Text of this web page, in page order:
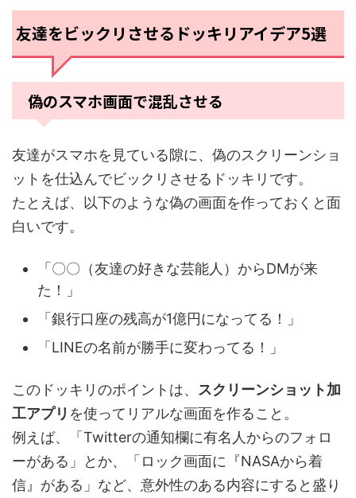
友達をビックリさせるドッキリアイデア5選
偽のスマホ画面で混乱させる
友達がスマホを見ている隙に、偽のスクリーンショ
ットを仕込んでビックリさせるドッキリです。
たとえば、以下のような偽の画面を作っておくと面
白いです。
「〇〇（友達の好きな芸能人）からDMが来
た！」
「銀行口座の残高が1億円になってる！」
「LINEの名前が勝手に変わってる！」
このドッキリのポイントは、 スクリーンショット加
工アプリ を使ってリアルな画面を作ること。
例えば、「Twitterの通知欄に有名人からのフォロ
ーがある」とか、「ロック画面に『NASAから着
信』がある」など、意外性のある内容にすると盛り